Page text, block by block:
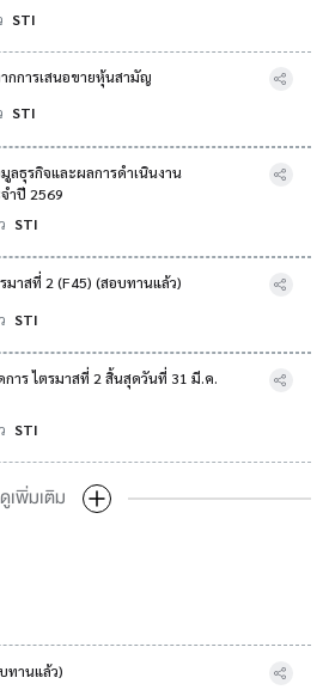
STI
กการเสนอขายหุ้นสามัญ
STI
ลธุรกิจและผลการดำเนินงาน
ำปี 2569
STI
มาสที่ 2 (F45) (สอบทานแล้ว)
STI
าร ไตรมาสที่ 2 สิ้นสุดวันที่ 31 มี.ค.
STI
ดูเพิ่มเติม
ทานแล้ว)